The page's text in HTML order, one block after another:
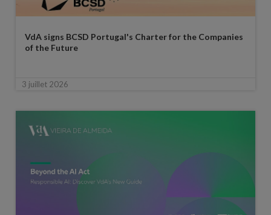
VdA signs BCSD Portugal's Charter for the Companies
of the Future
3 juillet 2026